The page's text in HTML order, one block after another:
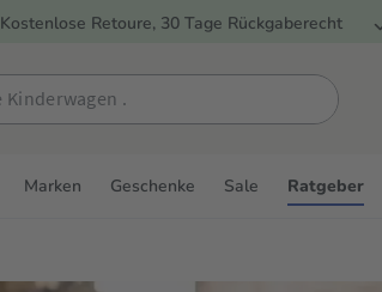
Kostenlose Retoure, 30 Tage Rückgaberecht
Marken Geschenke Sale Ratgeber